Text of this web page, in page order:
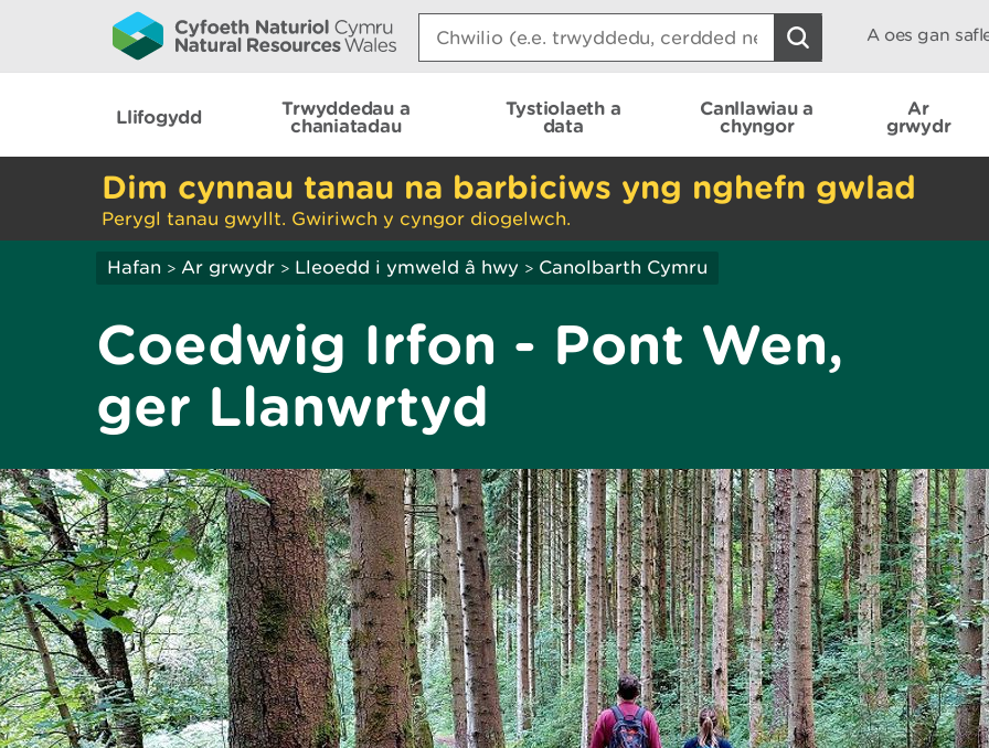
Search:
A oes gan
Llifogydd
Trwyddedau a
chaniatadau
Tystiolaeth a
data
Canllawiau a
chyngor
Ar
grwydr
Dim cynnau tanau na barbiciws yng nghefn gwlad
Perygl tanau gwyllt. Gwiriwch y cyngor diogelwch.
Hafan > Ar grwydr > Lleoedd i ymweld â hwy > Canolbarth Cymru
Coedwig Irfon - Pont Wen,
ger Llanwrtyd